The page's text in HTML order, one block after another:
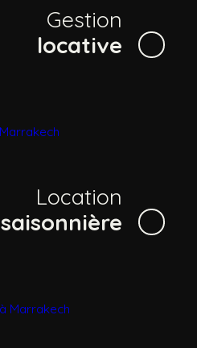
Gestion
locative
Location
saisonnière